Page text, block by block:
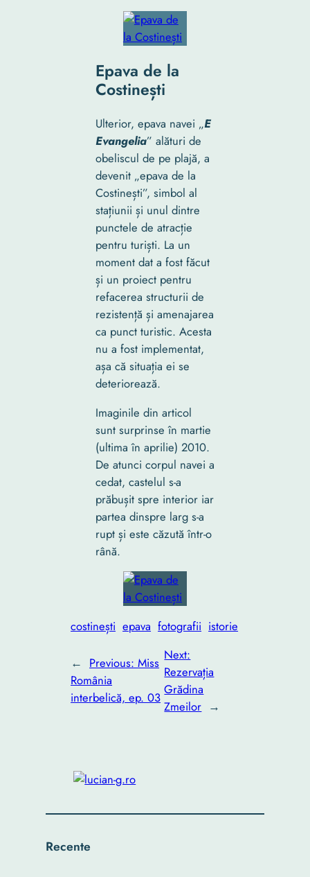
Epava de la
Costinești
Ulterior, epava navei „E
Evangelia” alături de
obeliscul de pe plajă, a
devenit „epava de la
Costinești”, simbol al
stațiunii și unul dintre
punctele de atracție
pentru turiști. La un
moment dat a fost făcut
și un proiect pentru
refacerea structurii de
rezistență și amenajarea
ca punct turistic. Acesta
nu a fost implementat,
așa că situația ei se
deteriorează.
Imaginile din articol
sunt surprinse în martie
(ultima în aprilie) 2010.
De atunci corpul navei a
cedat, castelul s-a
prăbușit spre interior iar
partea dinspre larg s-a
rupt și este căzută într-o
rână.
costinești epava fotografii istorie
← Previous:Miss
România
interbelică, ep. 03
Next:
Rezervația
Grădina
Zmeilor →
Recente